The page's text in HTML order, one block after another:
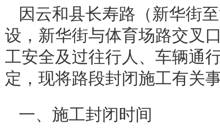
因云和县长寿路（新华街
设，新华街与体育场路交叉
工安全及过往行人、车辆通
定，现将路段封闭施工有关
一、施工封闭时间